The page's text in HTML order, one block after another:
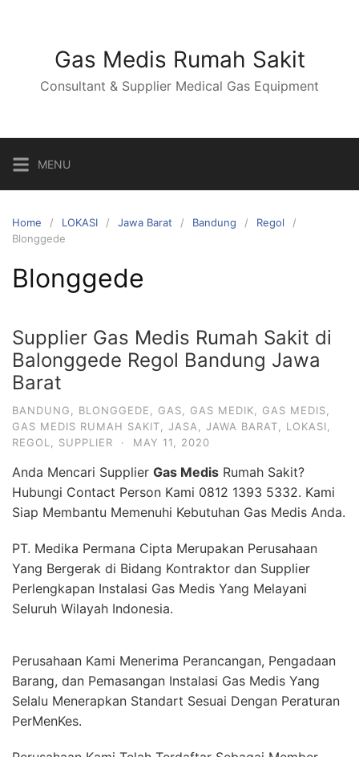
Gas Medis Rumah Sakit
Consultant & Supplier Medical Gas Equipment
MENU
Home LOKASI Jawa Barat Bandung
Regol
Blonggede
Blonggede
Supplier Gas Medis Rumah Sakit di
Balonggede Regol Bandung Jawa
Barat
BANDUNG BLONGGEDE GAS GAS MEDIK GAS MEDIS
GAS MEDIS RUMAH SAKIT
JASA JAWA BARAT LOKASI
REGOL
SUPPLIER · MAY 11, 2020
Anda Mencari Supplier Gas Medis Rumah Sakit?
Hubungi Contact Person Kami 0812 1393 5332. Kami
Siap Membantu Memenuhi Kebutuhan Gas Medis Anda.
PT. Medika Permana Cipta Merupakan Perusahaan
Yang Bergerak di Bidang Kontraktor dan Supplier
Perlengkapan Instalasi Gas Medis Yang Melayani
Seluruh Wilayah Indonesia.
Perusahaan Kami Menerima Perancangan, Pengadaan
Barang, dan Pemasangan Instalasi Gas Medis Yang
Selalu Menerapkan Standart Sesuai Dengan Peraturan
PerMenKes.